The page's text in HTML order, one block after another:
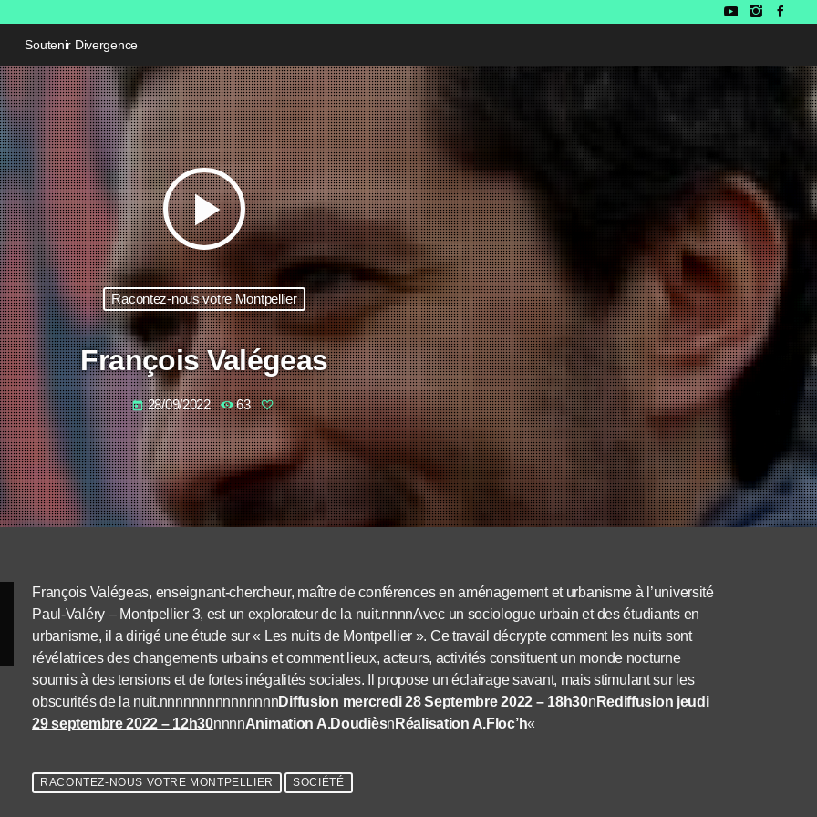
Soutenir Divergence
play_arrow
Racontez-nous votre Montpellier
François Valégeas
today 28/09/2022 63
François Valégeas, enseignant-chercheur, maître de conférences en aménagement et urbanisme à l’université
Paul-Valéry – Montpellier 3, est un explorateur de la nuit.nnnnAvec un sociologue urbain et des étudiants en
urbanisme, il a dirigé une étude sur « Les nuits de Montpellier ». Ce travail décrypte comment les nuits sont
révélatrices des changements urbains et comment lieux, acteurs, activités constituent un monde nocturne
soumis à des tensions et de fortes inégalités sociales. Il propose un éclairage savant, mais stimulant sur les
obscurités de la nuit.nnnnnnnnnnnnnnnDiffusion mercredi 28 Septembre 2022 – 18h30n Rediffusion jeudi
29 septembre 2022 – 12h30nnnnAnimation A.Doudièsn Réalisation A.Floc’h«
RACONTEZ-NOUS VOTRE MONTPELLIER SOCIÉTÉ